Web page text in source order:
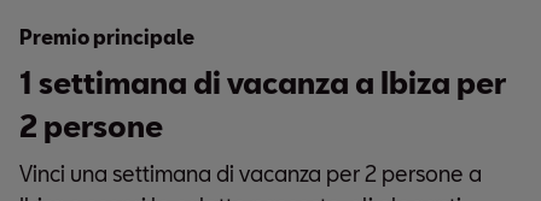
Premio principale
1 settimana di vacanza a Ibiza per
2 persone
Vinci una settimana di vacanza per 2 persone a